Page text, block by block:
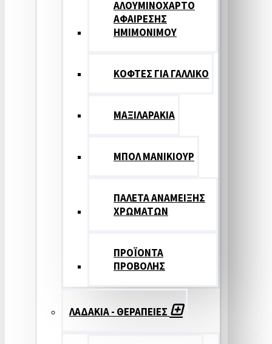
ΑΛΟΥΜΙΝΟΧΑΡΤΟ
ΑΦΑΙΡΕΣΗΣ
ΗΜΙΜΟΝΙΜΟΥ
ΚΟΦΤΕΣ ΓΙΑ ΓΑΛΛΙΚΟ
ΜΑΞΙΛΑΡΑΚΙΑ
ΜΠΟΛ ΜΑΝΙΚΙΟΥΡ
ΠΑΛΕΤΑ ΑΝΑΜΕΙΞΗΣ
ΧΡΩΜΑΤΩΝ
ΠΡΟΪΟΝΤΑ
ΠΡΟΒΟΛΗΣ
ΛΑΔΑΚΙΑ - ΘΕΡΑΠΕΙΕΣ